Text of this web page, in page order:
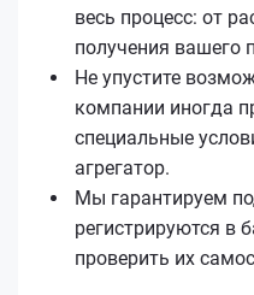
весь процесс: от
получения вашего
Не упустите
компании иногда
специальные
агрегатор.
Мы гарантируем
регистрируются в
проверить их